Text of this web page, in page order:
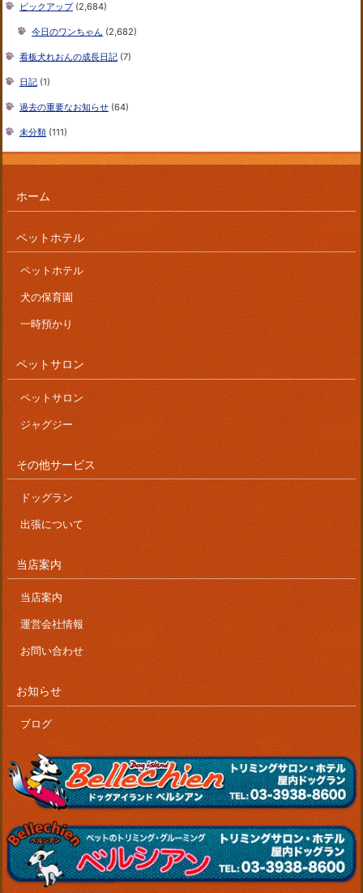
ピックアップ(2,684)
今日のワンちゃん (2,682)
看板犬れおんの成長日記 (7)
日記 (1)
過去の重要なお知らせ (64)
未分類 (111)
ホーム
ペットホテル
ペットホテル
犬の保育園
一時預かり
ペットサロン
ペットサロン
ジャグジー
その他サービス
ドッグラン
出張について
当店案内
当店案内
運営会社情報
お問い合わせ
お知らせ
ブログ